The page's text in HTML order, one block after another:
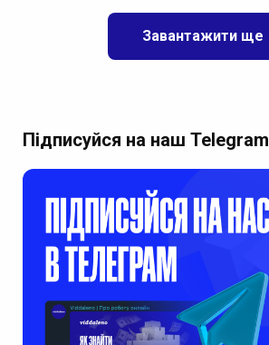
Завантажити ще
Підписуйся на наш Telegram